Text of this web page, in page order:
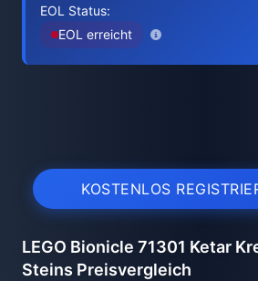
EOL Status:
EOL erreicht
KOSTENLOS
LEGO Bionicle 71301 Ketar
Steins Preisvergleich